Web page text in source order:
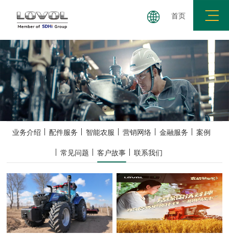
首页
拖拉机 小麦机 玉米机 履带机 插秧机
业务介绍 配件服务 智能农服 营销网络 金融服务
案例
常见问题
客户故事 联系我们